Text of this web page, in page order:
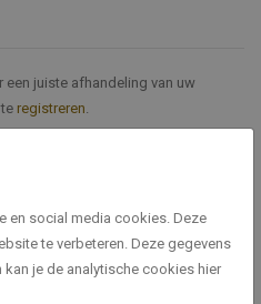
een juiste afhandeling van uw
registreren.
284610
en social media cookies. Deze
te verbeteren. Deze gegevens
je de analytische cookies hier